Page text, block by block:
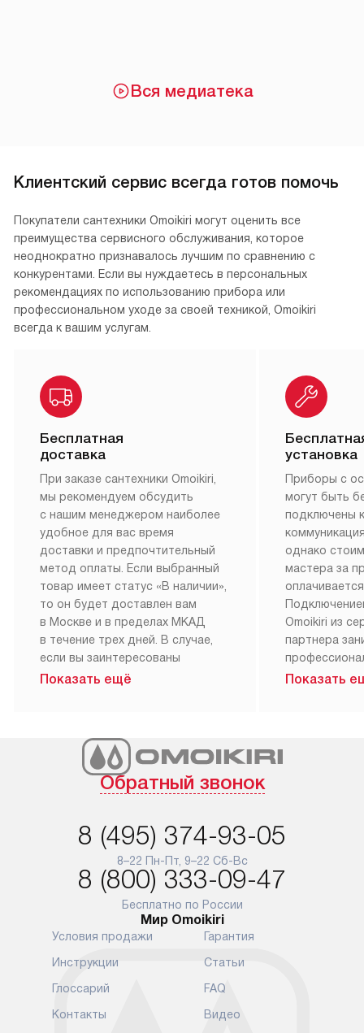
Вся медиатека
Клиентский сервис всегда готов помочь
Покупатели сантехники Omoikiri могут оценить все
преимущества сервисного обслуживания, которое
неоднократно признавалось лучшим по сравнению с
конкурентами. Если вы нуждаетесь в персональных
рекомендациях по использованию прибора или
профессиональном уходе за своей техникой, Omoikiri
всегда к вашим услугам.
Бесплатная
доставка
При заказе сантехники Omoikiri,
мы рекомендуем обсудить
с нашим менеджером наиболее
удобное для вас время
доставки и предпочтительный
метод оплаты. Если выбранный
товар имеет статус «В наличии»,
то он будет доставлен вам
в Москве и в пределах МКАД
в течение трех дней. В случае,
если вы заинтересованы
в товаре, который доступен
менеджером на сайте. Товары
с особым лейблом
доставляются бесплатно
аксессуаров не предусмотрена.
Для доставки в другие регионы
мы используем услуги
транспортной компании.
Уточняйте все условия доставки
у нашего менеджера при
оформлении заказа.
В установленный день наша
Показать ещё
установка
Приборы с
могут быть
подключены
однако
мастера за
Omoikiri из
партнера
Наш сервис
Показать
Обратный звонок
8 (495) 374-93-05
8–22 Пн-Пт, 9–22 Сб-Вс
8 (800) 333-09-47
Бесплатно по России
Мир Omoikiri
Условия продажи
Инструкции
Глоссарий
Контакты
Гарантия
Статьи
FAQ
Видео